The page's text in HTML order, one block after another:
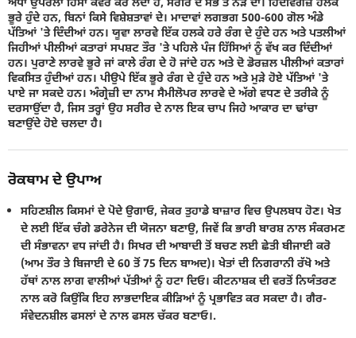
ਭੂਰੇ ਹੁੰਦੇ ਹਨ, ਬਿਨਾਂ ਕਿਸੇ ਵਿਸ਼ੇਸ਼ਤਾਵਾਂ ਦੇ। ਮਾਦਾਵਾਂ ਲਗਭਗ 500-600 ਗੋਲ ਅੰਡੇ
ਪੱਤਿਆਂ 'ਤੇ ਦਿੰਦੀਆਂ ਹਨ। ਯੂਵਾ ਲਾਰਵੇ ਇੱਕ ਹਲਕੇ ਹਰੇ ਰੰਗ ਦੇ ਹੁੰਦੇ ਹਨ ਅਤੇ ਪਤਲੀਆਂ
ਜਿਹੀਆਂ ਪੀਲੀਆਂ ਕਤਾਰਾਂ ਸਪਸ਼ਟ ਤੌਰ 'ਤੇ ਪਹਿਲੇ ਪੰਜ ਹਿੱਸਿਆਂ ਨੂੰ ਵੱਖ ਕਰ ਦਿੰਦੀਆਂ
ਹਨ। ਪੁਰਾਣੇ ਲਾਰਵੇ ਭੂਰੇ ਜਾਂ ਕਾਲੇ ਰੰਗ ਦੇ ਹੋ ਜਾਂਦੇ ਹਨ ਅਤੇ ਦੋ ਡੋਰਜ਼ਲ ਪੀਲੀਆਂ ਕਤਾਰਾਂ
ਵਿਕਸਿਤ ਹੁੰਦੀਆਂ ਹਨ। ਪੀਉਪੇ ਇੱਕ ਭੂਰੇ ਰੰਗ ਦੇ ਹੁੰਦੇ ਹਨ ਅਤੇ ਮੁੜੇ ਹੋਏ ਪੱਤਿਆਂ 'ਤੇ
ਪਾਏ ਜਾ ਸਕਦੇ ਹਨ। ਅੰਗ੍ਰੇਜ਼ੀ ਦਾ ਨਾਮ ਸੈਮੀਲੋਪਰ ਲਾਰਵੇ ਦੇ ਅੱਗੇ ਵਧਣ ਦੇ ਤਰੀਕੇ ਨੂੰ
ਦਰਸਾਉਂਦਾ ਹੈ, ਜਿਸ ਤਰ੍ਹਾਂ ਉਹ ਸਰੀਰ ਦੇ ਨਾਲ ਇਕ ਚਾਪ ਜਿਹੇ ਆਕਾਰ ਦਾ ਢਾਂਚਾ
ਬਣਾਉਂਦੇ ਹੋਏ ਚਲਦਾ ਹੈ।
ਰੋਕਥਾਮ ਦੇ ਉਪਾਅ
ਸਹਿਣਸ਼ੀਲ ਕਿਸਮਾਂ ਦੇ ਪੋਦੇ ਉਗਾਓ, ਜੇਕਰ ਤੁਹਾਡੇ ਬਾਜ਼ਾਰ ਵਿਚ ਉਪਲਬਧ ਹੋਣ। ਖੇਤ
ਦੇ ਲਈ ਇੱਕ ਚੰਗੇ ਡਰੇਨੇਜ ਦੀ ਯੋਜਨਾ ਬਣਾਉ, ਜਿਵੇਂ ਕਿ ਭਾਰੀ ਬਾਰਸ਼ ਨਾਲ ਸੰਕਰਮਣ
ਦੀ ਸੰਭਾਵਨਾ ਵਧ ਜਾਂਦੀ ਹੈ। ਸਿਖਰ ਦੀ ਆਬਾਦੀ ਤੋਂ ਬਚਣ ਲਈ ਛੇਤੀ ਬੀਜਾਈ ਕਰੋ
(ਆਮ ਤੌਰ ਤੇ ਬਿਜਾਈ ਦੇ 60 ਤੋਂ 75 ਦਿਨ ਬਾਅਦ)। ਖੇਤਾਂ ਦੀ ਨਿਗਰਾਨੀ ਰੱਖੋ ਅਤੇ
ਹੱਥਾਂ ਨਾਲ ਲਾਗ ਵਾਲੀਆਂ ਪੱਤੀਆਂ ਨੂੰ ਹਟਾ ਦਿਓ। ਕੀਟਨਾਸ਼ਕ ਦੀ ਵਰਤੋਂ ਨਿਯੰਤਰਣ
ਨਾਲ ਕਰੋ ਕਿਉਂਕਿ ਇਹ ਲਾਭਦਾਇਕ ਕੀੜਿਆਂ ਨੂੰ ਪ੍ਰਭਾਵਿਤ ਕਰ ਸਕਦਾ ਹੈ। ਗੈਰ-
ਸੰਵੇਦਨਸ਼ੀਲ ਫਸਲਾਂ ਦੇ ਨਾਲ ਫਸਲ ਚੱਕਰ ਬਣਾਓ।.